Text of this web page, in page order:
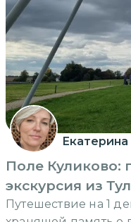
Екатерина
Поле Куликово:
экскурсия из
Путешествие на 1